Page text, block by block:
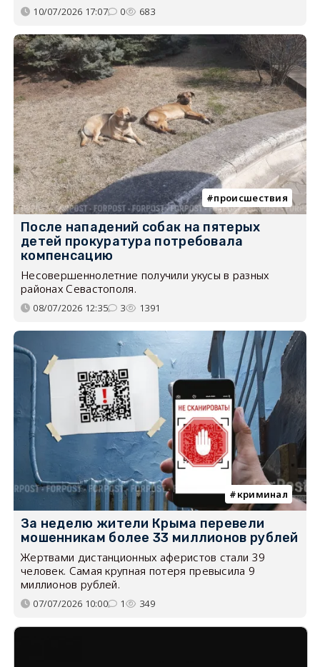
10/07/2026 17:07 0 683
происшествия
После нападений собак на пятерых
детей прокуратура потребовала
компенсацию
Несовершеннолетние получили укусы в разных
районах Севастополя.
08/07/2026 12:35 3 1391
криминал
За неделю жители Крыма перевели
мошенникам более 33 миллионов рублей
Жертвами дистанционных аферистов стали 39
человек. Самая крупная потеря превысила 9
миллионов рублей.
07/07/2026 10:00 1 349